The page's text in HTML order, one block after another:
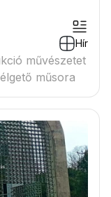
Hír
művészetet
műsora